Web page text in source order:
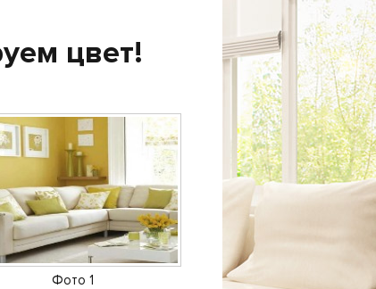
цвет!
Фото 1